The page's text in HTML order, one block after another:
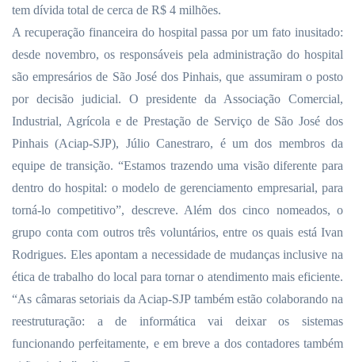
tem dívida total de cerca de R$ 4 milhões.
A recuperação financeira do hospital passa por um fato inusitado:
desde novembro, os responsáveis pela administração do hospital
são empresários de São José dos Pinhais, que assumiram o posto
por decisão judicial. O presidente da Associação Comercial,
Industrial, Agrícola e de Prestação de Serviço de São José dos
Pinhais (Aciap-SJP), Júlio Canestraro, é um dos membros da
equipe de transição. “Estamos trazendo uma visão diferente para
dentro do hospital: o modelo de gerenciamento empresarial, para
torná-lo competitivo”, descreve. Além dos cinco nomeados, o
grupo conta com outros três voluntários, entre os quais está Ivan
Rodrigues. Eles apontam a necessidade de mudanças inclusive na
ética de trabalho do local para tornar o atendimento mais eficiente.
“As câmaras setoriais da Aciap-SJP também estão colaborando na
reestruturação: a de informática vai deixar os sistemas
funcionando perfeitamente, e em breve a dos contadores também